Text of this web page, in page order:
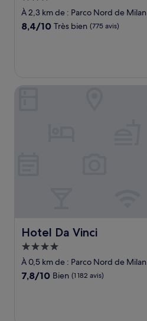
3.0 étoiles
À 2,3 km de : Parco Nord de Milan
8.4
8,4/10 Très bien (775 avis)
Hotel Da Vinci
Hotel Da Vinci
Hébergement
4.0 étoiles
À 0,5 km de : Parco Nord de Milan
7.8
7,8/10 Bien (1 182 avis)